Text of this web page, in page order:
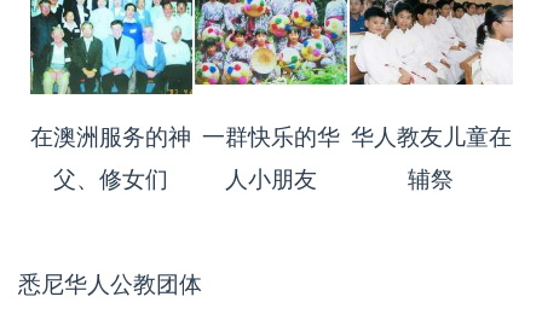
在澳洲服务的神
父、修女们
一群快乐的华
人小朋友
华人教友儿童在
辅祭
悉尼华人公教团体